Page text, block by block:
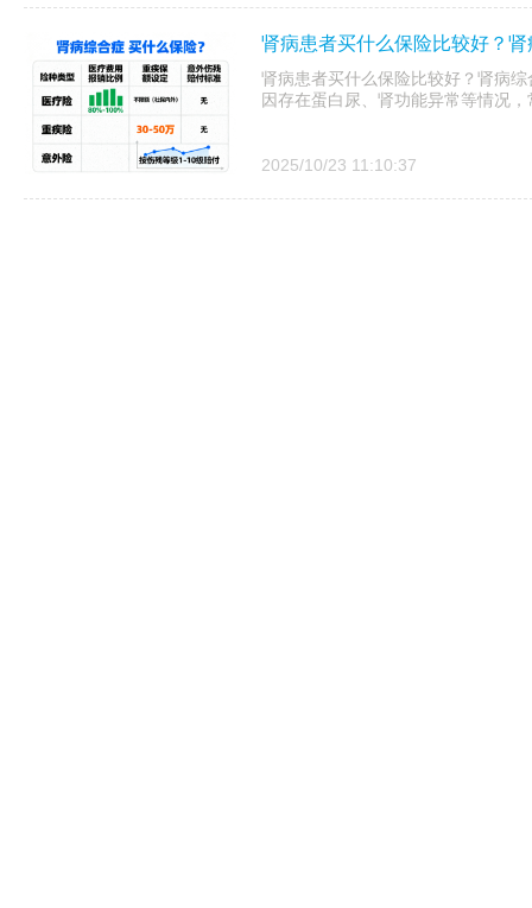
肾病患者买什么保险比较好？
肾病患者买什么保险比较好？肾病
因存在蛋白尿、肾功能异常等情况
2025/10/23 11:10:37